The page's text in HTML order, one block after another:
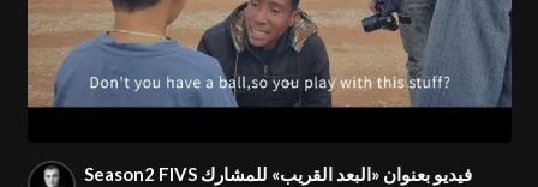
Season2 FIVS فيديو بعنوان «البعد القريب» للمشارك